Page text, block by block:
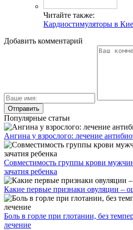
Читайте также:
Кардиостимуляторы в
Добавить комментарий
Популярные статьи
Ангина у взрослого: лечение
Совместимость группы крови
зачатия ребенка
Какие первые признаки овуляции –
Боль в горле при глотании, без
лечение